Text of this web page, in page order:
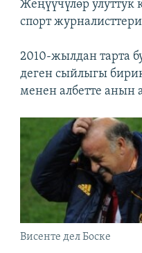
Жеңүүчүлөр
спорт
2010-жылдан тарта
деген сыйлыгы
менен албетте анын
Висенте дел Боске